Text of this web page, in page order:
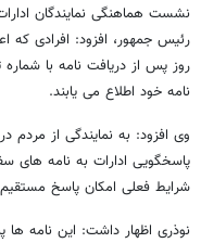
نشست هماهنگی نمایندگان
روز پس از دریافت نامه با
نامه خود اطلاع می یابند.
پاسخگویی ادارات به نامه های
شرایط فعلی امکان پاسخ
نوذری اظهار داشت: این نامه ها